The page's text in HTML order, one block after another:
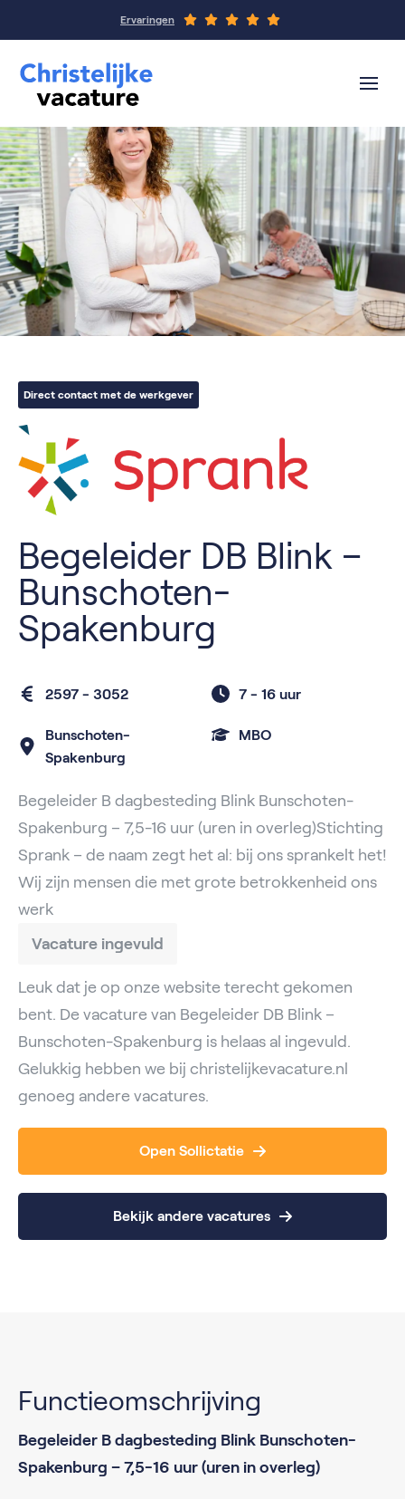
Ervaringen
Direct contact met de werkgever
Begeleider DB Blink –
Bunschoten-
Spakenburg
2597 - 3052 7 - 16 uur
Bunschoten-
Spakenburg
MBO
Begeleider B dagbesteding Blink Bunschoten-
Spakenburg – 7,5-16 uur (uren in overleg)Stichting
Sprank – de naam zegt het al: bij ons sprankelt het!
Wij zijn mensen die met grote betrokkenheid ons
werk
Vacature ingevuld
Leuk dat je op onze website terecht gekomen
bent. De vacature van Begeleider DB Blink –
Bunschoten-Spakenburg is helaas al ingevuld.
Gelukkig hebben we bij christelijkevacature.nl
genoeg andere vacatures.
Open Sollictatie
Bekijk andere vacatures
Functieomschrijving
Begeleider B dagbesteding Blink Bunschoten-
Spakenburg – 7,5-16 uur (uren in overleg)